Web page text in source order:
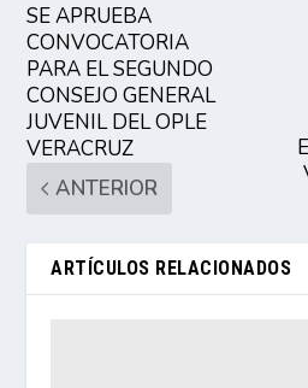
SE APRUEBA
CONVOCATORIA
PARA EL SEGUNDO
CONSEJO GENERAL
JUVENIL DEL OPLE
VERACRUZ
ANTERIOR
ARTÍCULOS RELACIONADOS